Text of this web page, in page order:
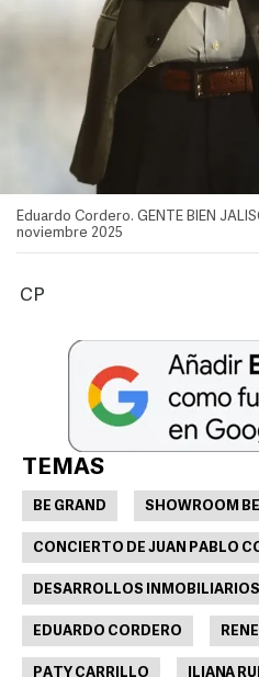
Eduardo Cordero. GENTE BIEN
noviembre 2025
CP
TEMAS
BE GRAND SHOWROOM
CONCIERTO DE JUAN PABLO
DESARROLLOS INMOBILIARIOS
EDUARDO CORDERO
PATY CARRILLO ILIANA